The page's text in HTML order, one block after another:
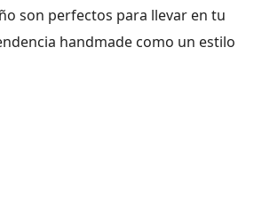
son perfectos para llevar en tu
handmade como un estilo